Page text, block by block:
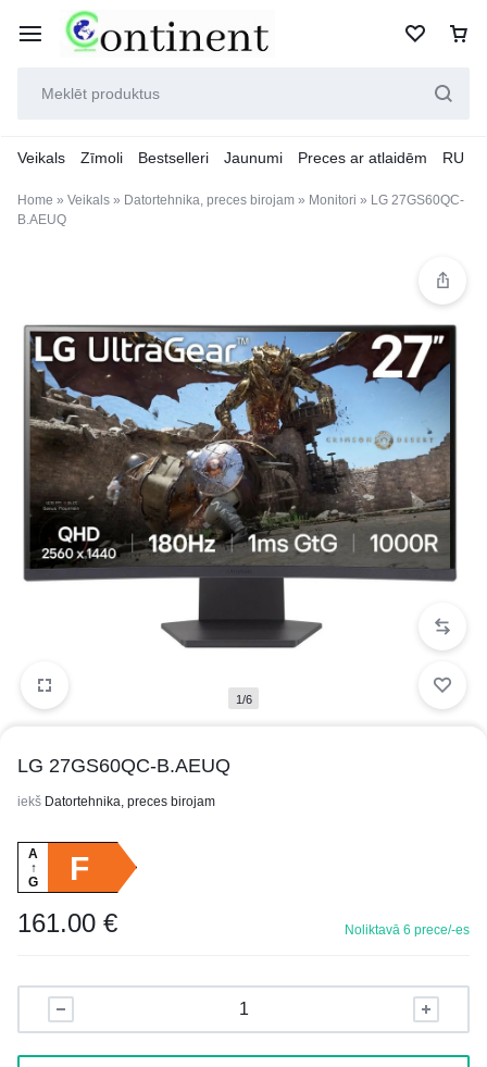
Veikals Zīmoli Bestselleri Jaunumi Preces ar atlaidēm RU
Home » Veikals » Datortehnika, preces birojam » Monitori » LG 27GS60QC-
B.AEUQ
1/6
LG 27GS60QC-B.AEUQ
iekš Datortehnika, preces birojam
A
↑
G
F
161.00 € Noliktavā 6 prece/-es